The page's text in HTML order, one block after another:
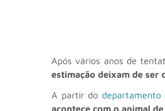
Após vários anos de
estimação deixam de ser
A partir do departamento